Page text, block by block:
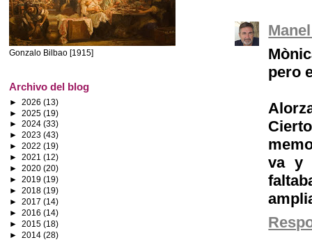
pero
va y
Gonzalo Bilbao [1915]
Archivo del blog
► 2026 (13)
► 2025 (19)
► 2024 (33)
► 2023 (43)
► 2022 (19)
► 2021 (12)
► 2020 (20)
► 2019 (19)
► 2018 (19)
► 2017 (14)
► 2016 (14)
► 2015 (18)
► 2014 (28)